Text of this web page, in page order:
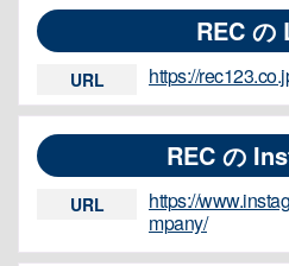
REC の
URL https://
REC の
URL
https://
mpany/